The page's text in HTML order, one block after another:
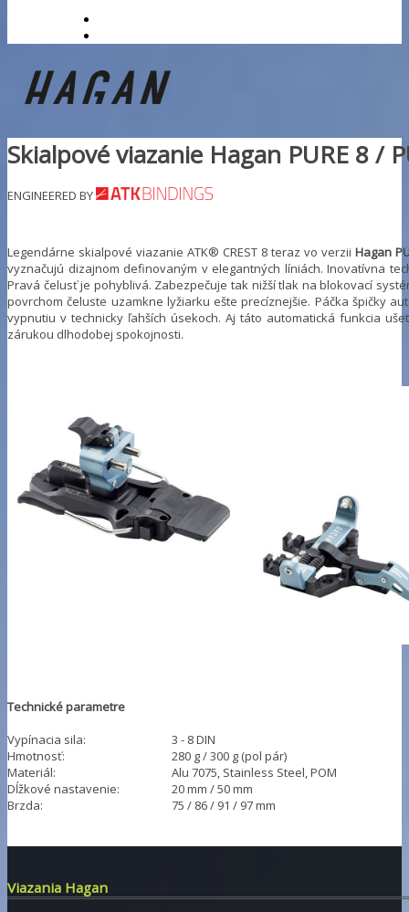
Skialpové viazanie Hagan PURE 8 /
ENGINEERED BY
Legendárne skialpové viazanie ATK® CREST 8 teraz vo verzii Hagan
vyznačujú dizajnom definovaným v elegantných líniách. Inovatívna
Pravá čelusť je pohyblivá. Zabezpečuje tak nižší tlak na blokovací
povrchom čeluste uzamkne lyžiarku ešte precíznejšie. Páčka špičky
vypnutiu v technicky ľahších úsekoch. Aj táto automatická funkcia
zárukou dlhodobej spokojnosti.
Technické parametre
Vypínacia sila:
3 - 8 DIN
Hmotnosť:
280 g / 300 g (pol pár)
Materiál:
Alu 7075, Stainless Steel, POM
Dĺžkové nastavenie:
20 mm / 50 mm
Brzda:
75 / 86 / 91 / 97 mm
Viazania Hagan